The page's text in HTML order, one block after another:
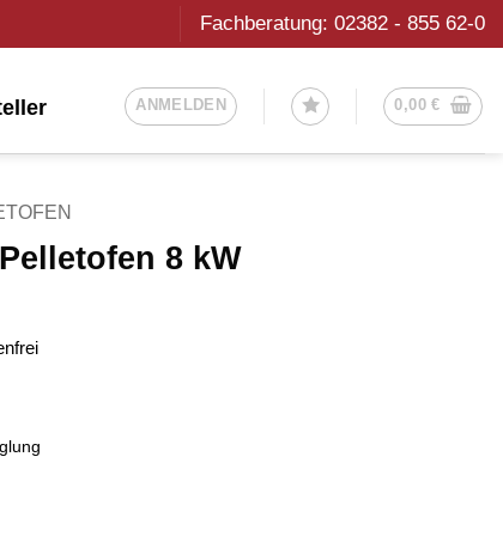
Fachberatung: 02382 - 855 62-0
ANMELDEN 0,00€
8 kW